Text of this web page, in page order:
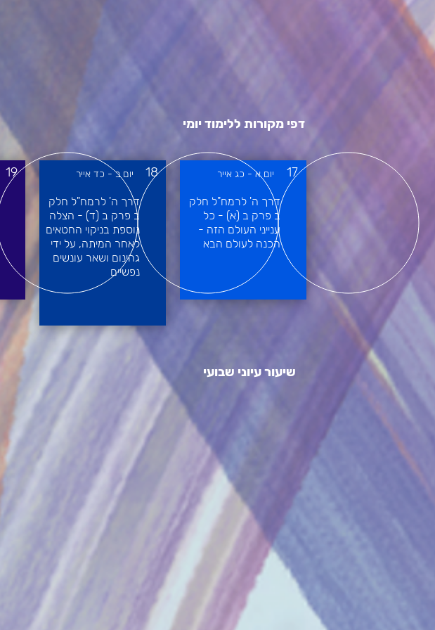
דפי מקורות ללימוד יומי
דרך ה' לרמח"ל חלק
ב פרק ב (א) - כל
ענייני העולם הזה -
הכנה לעולם הבא
יום א - כג אייר 17
דרך ה' לרמח"ל חלק
ב פרק ב (ד) - הצלה
נוספת בניקוי החטאים
לאחר המיתה, על ידי
גהינום ושאר עונשים
נפשיים
יום ב - כד אייר 18
19
שיעור עיוני שבועי